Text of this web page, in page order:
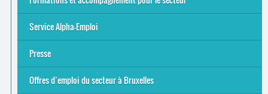
S’initier
Se former
Se rencontrer
Être accompagné·e
Service Alpha-Emploi
Équipe et contacts
Accompagnement individuel
Accompagnement collectif
Folder Service Alpha-Emploi
Presse
2021
2024
2025
Offres d’emploi du secteur à Bruxelles